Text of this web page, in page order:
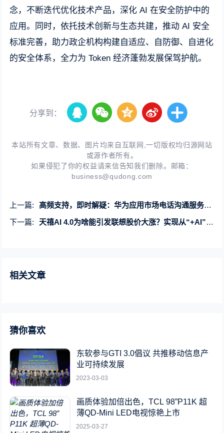
念，不断迭代优化技术产品，深化 AI 在安全防护中的
应用。同时，依托技术创新与生态共建，推动 AI 安全
标准完善，助力政企机构构建自适应、自防御、自进化
的安全体系，全力为 Token 经济蓬勃发展保驾护航。
分享到：
本站所有文章、数据、图片均来自互联网,一切版权均归源网站
或源作者所有。
如果侵犯了你的权益请来信告知我们删除。邮箱：
business@qudong.com
上一篇:
高频支持，即时解疑：华为应用市场电话沟通服务开放
下一篇:
天禧AI 4.0为啥能引发联想股价大涨？实现从“+AI”到“AI+”的跃迁
相关文章
猜你喜欢
东软参与GTI 3.0倡议 共推移动信息产
业可持续发展
2023-03-03
画质体验加倍出色，TCL 98”P11K 超
薄QD-Mini LED电视惊艳上市
2025-03-27